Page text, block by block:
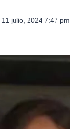
11 julio, 2024 7:47 pm